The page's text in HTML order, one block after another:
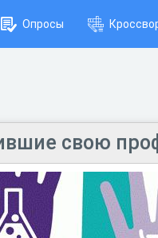
Опросы
свою